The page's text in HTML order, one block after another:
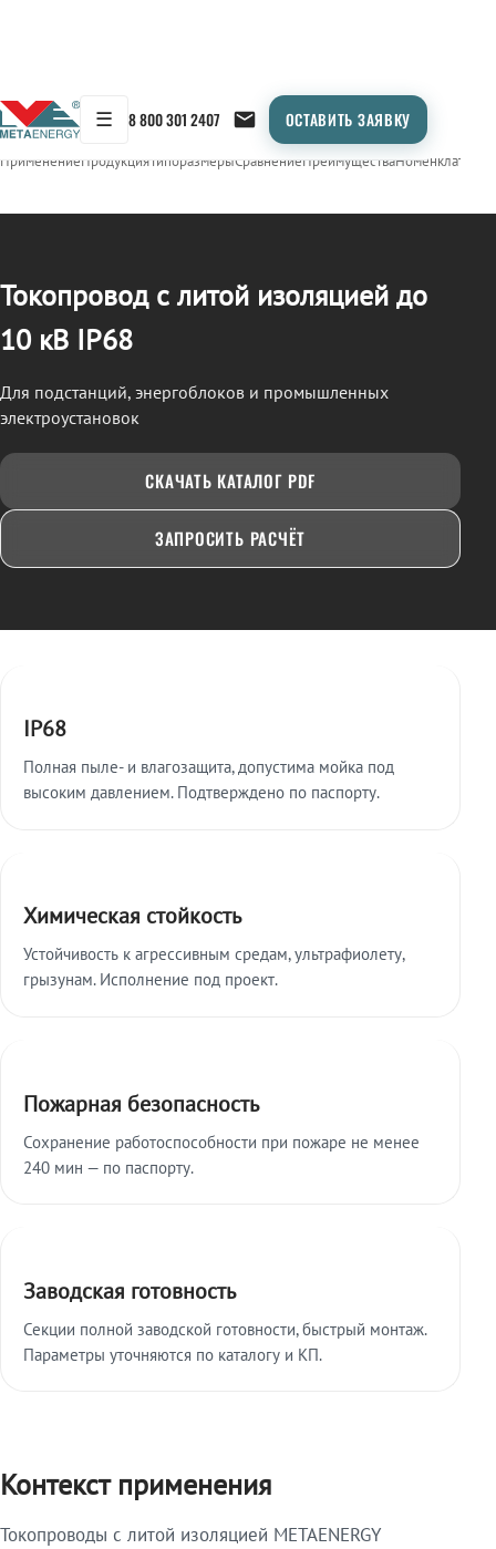
☰ 8 800 301 2407 ОСТАВИТЬ ЗАЯВКУ
← Продукция/ТОКОПРОВОД
ПрименениеПродукцияТипоразмерыСравнениеПреимуществаНоменклатура
Токопровод с литой изоляцией до
10 кВ IP68
Для подстанций, энергоблоков и промышленных
электроустановок
СКАЧАТЬ КАТАЛОГ PDF
ЗАПРОСИТЬ РАСЧЁТ
IP68
Полная пыле- и влагозащита, допустима мойка под
высоким давлением. Подтверждено по паспорту.
Химическая стойкость
Устойчивость к агрессивным средам, ультрафиолету,
грызунам. Исполнение под проект.
Пожарная безопасность
Сохранение работоспособности при пожаре не менее
240 мин — по паспорту.
Заводская готовность
Секции полной заводской готовности, быстрый монтаж.
Параметры уточняются по каталогу и КП.
Контекст применения
Токопроводы с литой изоляцией METAENERGY